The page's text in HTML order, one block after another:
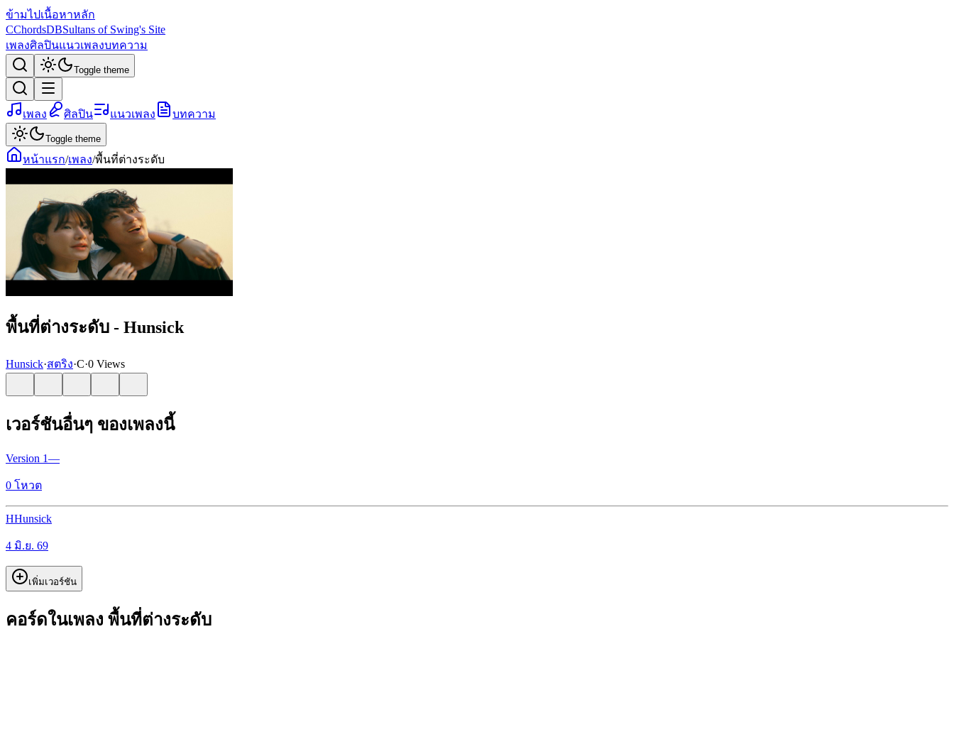
ข้ามไปเนื้อหาหลัก
CChordsDBSultans of Swing's Site
เพลงศิลปินแนวเพลงบทความ
Toggle theme
เพลง ศิลปิน แนวเพลง บทความ
Toggle theme
หน้าแรก/เพลง/พื้นที่ต่างระดับ
พื้นที่ต่างระดับ - Hunsick
Hunsick·สตริง·C·0 Views
เวอร์ชันอื่นๆ ของเพลงนี้
Version 1—
0 โหวต
HHunsick
4 มิ.ย. 69
เพิ่มเวอร์ชัน
คอร์ดในเพลง พื้นที่ต่างระดับ